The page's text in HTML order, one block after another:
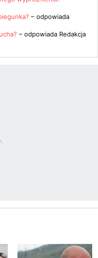
– odpowiada
– odpowiada Redakcja